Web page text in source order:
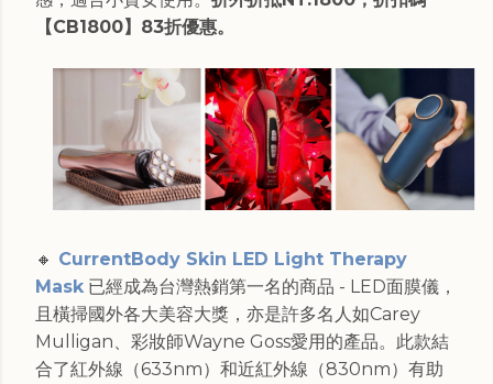
【CB1800】83折優惠。
🔸 CurrentBody Skin LED Light Therapy
Mask已經成為台灣熱銷第一名的商品 - LED面膜儀，
且橫掃國外各大美容大獎，亦是許多名人如Carey
Mulligan、彩妝師Wayne Goss愛用的產品。此款結
合了紅外線（633nm）和近紅外線（830nm）有助